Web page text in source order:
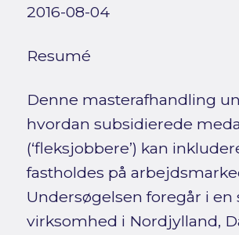
2016-08-04
Resumé
Denne masterafhandling
hvordan subsidierede
(‘fleksjobbere’) kan
fastholdes på
Undersøgelsen foregår i en
virksomhed i Nordjylland,